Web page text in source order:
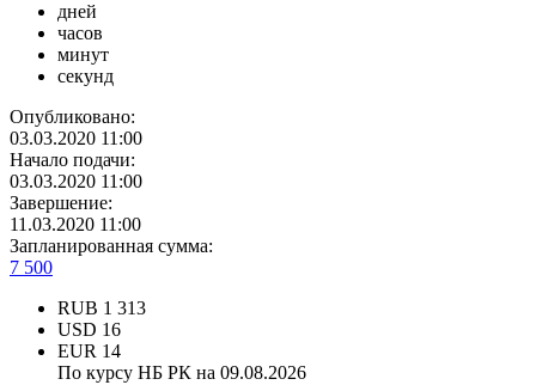
дней
часов
минут
секунд
Опубликовано:
03.03.2020 11:00
Начало подачи:
03.03.2020 11:00
Завершение:
11.03.2020 11:00
Запланированная сумма:
7 500
RUB 1 313
USD 16
EUR 14
По курсу НБ РК на 09.08.2026